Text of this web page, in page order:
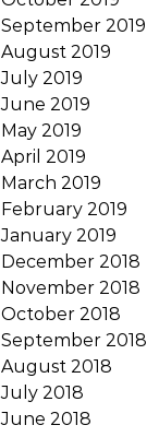
September 2019
August 2019
July 2019
June 2019
May 2019
April 2019
March 2019
February 2019
January 2019
December 2018
November 2018
October 2018
September 2018
August 2018
July 2018
June 2018